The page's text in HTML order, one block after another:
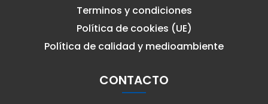
Terminos y condiciones
Política de cookies (UE)
Política de calidad y medioambiente
CONTACTO